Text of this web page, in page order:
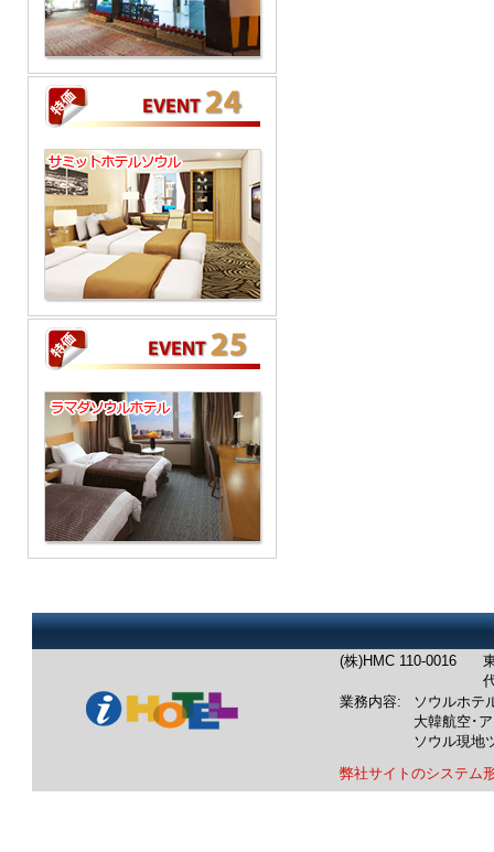
(株)HMC 110-0016
業務内容:
ソウルホテ
大韓航空･
ソウル現地
弊社サイトのシステム